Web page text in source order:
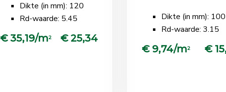
Dikte (in mm): 120
Rd-waarde: 5.45
€ 35,19/m2 € 25,34
Dikte (in mm): 100
Rd-waarde: 3.15
€ 9,74/m2 €